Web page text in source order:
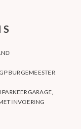
BURGEMEESTER
INVOERING